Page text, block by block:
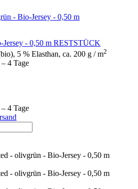
- 0,50 m RESTSTÜCK
5 % Elasthan, ca. 200 g / m2
– 4 Tage
– 4 Tage